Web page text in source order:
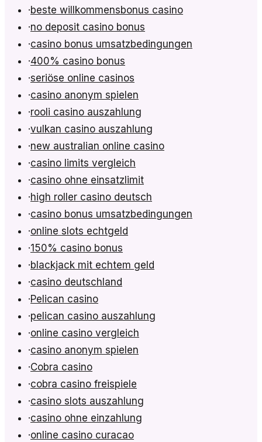
·beste willkommensbonus casino
·no deposit casino bonus
·casino bonus umsatzbedingungen
·400% casino bonus
·seriöse online casinos
·casino anonym spielen
·rooli casino auszahlung
·vulkan casino auszahlung
·new australian online casino
·casino limits vergleich
·casino ohne einsatzlimit
·high roller casino deutsch
·casino bonus umsatzbedingungen
·online slots echtgeld
·150% casino bonus
·blackjack mit echtem geld
·casino deutschland
·Pelican casino
·pelican casino auszahlung
·online casino vergleich
·casino anonym spielen
·Cobra casino
·cobra casino freispiele
·casino slots auszahlung
·casino ohne einzahlung
·online casino curacao